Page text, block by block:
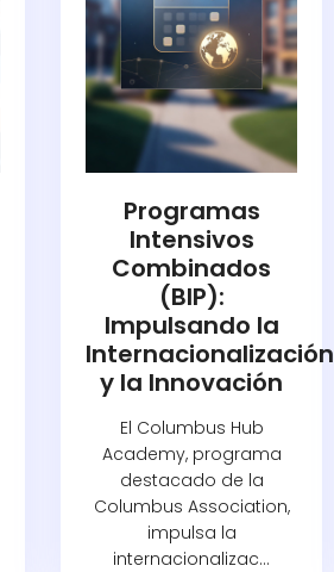
Programas
Intensivos
Combinados
(BIP):
Impulsando la
Internacionalización
y la Innovación
El Columbus Hub
Academy, programa
destacado de la
Columbus Association,
impulsa la
internacionalizac...